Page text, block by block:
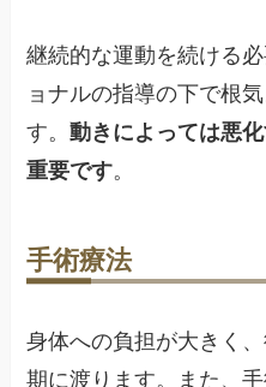
継続的な運動を続ける
ョナルの指導の下で根
す。動きによっては悪
重要です。
手術療法
身体への負担が大きく
期に渡ります。また、